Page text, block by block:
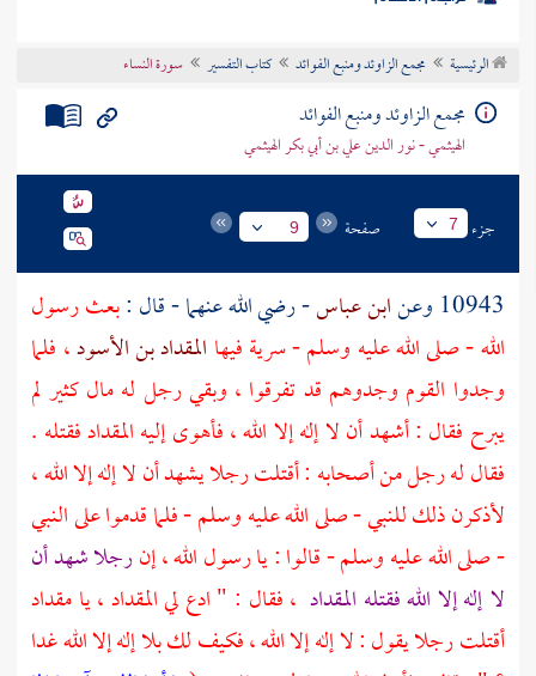
موضوعي
تراجم الأعلام
الرئيسية مجمع الزاوئد ومنبع الفوائد كتاب التفسير سورة النساء
مجمع الزاوئد ومنبع الفوائد
الهيثمي - نور الدين علي بن أبي بكر الهيثمي
جزء 7 صفحة 9
10943 وعن ابن عباس- رضي الله عنهما - قال :بعث رسول
الله - صلى الله عليه وسلم - سرية فيها المقداد بن الأسود، فلما
وجدوا القوم وجدوهم قد تفرقوا ، وبقي رجل له مال كثير لم
يبرح فقال : أشهد أن لا إله إلا الله ، فأهوى إليهالمقدادفقتله .
فقال له رجل من أصحابه : أقتلت رجلا يشهد أن لا إله إلا الله ،
لأذكرن ذلك للنبي - صلى الله عليه وسلم - فلما قدموا على النبي
- صلى الله عليه وسلم - قالوا : يا رسول الله ، إنرجلا شهد أن
لا إله إلا الله فقتله المقداد ، فقال : " ادع ليالمقداد، يامقداد
أقتلت رجلا يقول : لا إله إلا الله ، فكيف لك بلا إله إلا الله غدا